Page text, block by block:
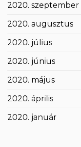
2020. szeptember
2020. augusztus
2020. július
2020. június
2020. május
2020. április
2020. január